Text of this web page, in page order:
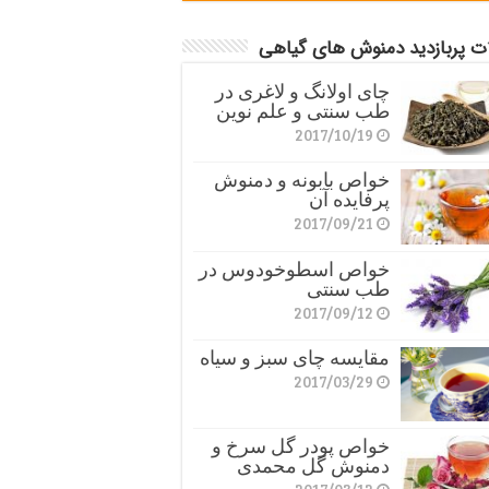
پربازدید دمنوش های گیاهی
چای اولانگ و لاغری در
طب سنتی و علم نوین
2017/10/19
خواص بابونه و دمنوش
پرفایده آن
2017/09/21
خواص اسطوخودوس در
طب سنتی
2017/09/12
مقایسه چای سبز و سیاه
2017/03/29
خواص پودر گل سرخ و
دمنوش گل محمدی